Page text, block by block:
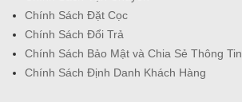
Chính Sách Đặt Cọc
Chính Sách Đổi Trả
Chính Sách Bảo Mật và Chia Sẻ Thông Tin
Chính Sách Định Danh Khách Hàng